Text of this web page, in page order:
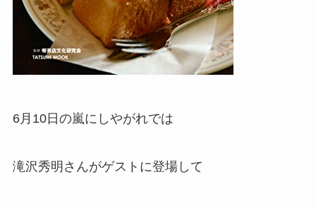
6月10日の嵐にしやがれでは
滝沢秀明さんがゲストに登場して